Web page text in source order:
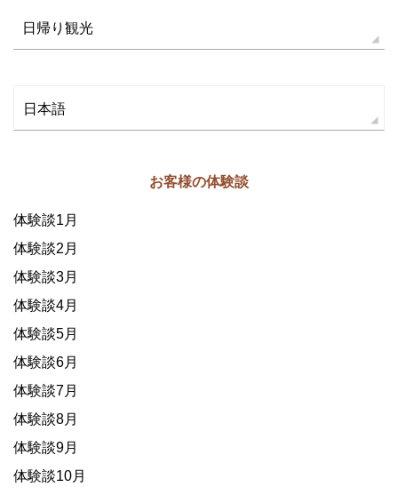
日帰り観光
日本語
お客様の体験談
体験談1月
体験談2月
体験談3月
体験談4月
体験談5月
体験談6月
体験談7月
体験談8月
体験談9月
体験談10月